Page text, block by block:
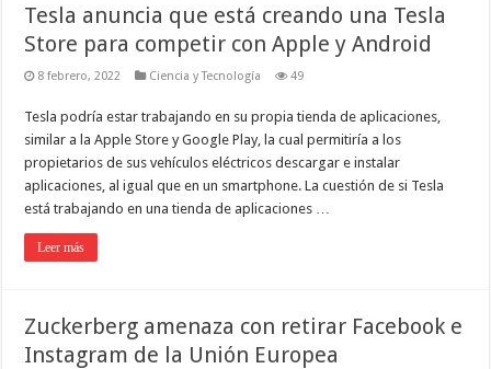
Tesla anuncia que está creando una Tesla
Store para competir con Apple y Android
8 febrero, 2022 Ciencia y Tecnología 49
Tesla podría estar trabajando en su propia tienda de aplicaciones,
similar a la Apple Store y Google Play, la cual permitiría a los
propietarios de sus vehículos eléctricos descargar e instalar
aplicaciones, al igual que en un smartphone. La cuestión de si Tesla
está trabajando en una tienda de aplicaciones …
Leer más
Zuckerberg amenaza con retirar Facebook e
Instagram de la Unión Europea